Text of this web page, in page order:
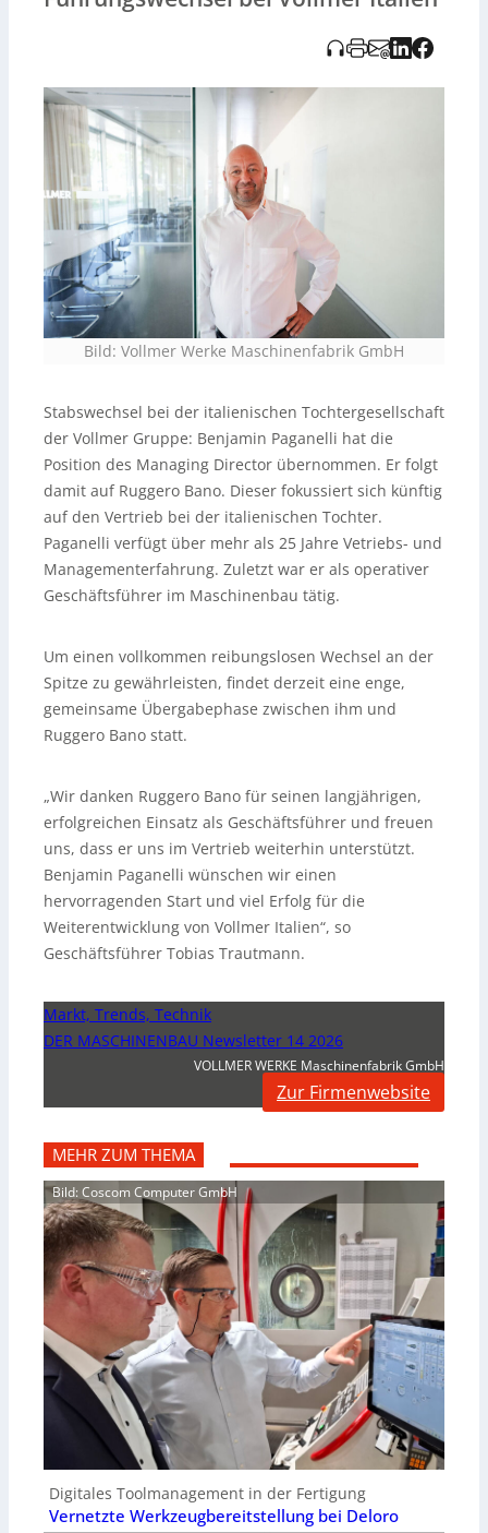
aktuell in einer gemeinsamen Übergabephase.
Bano für seine erfolgreiche Arbeit und wünscht
dass die Audioaufnahme KI-generiert und vom Tedo
Verlag bereitgestellt wurde.
Bild: Vollmer Werke Maschinenfabrik GmbH
Stabswechsel bei der italienischen Tochtergesellschaft
der Vollmer Gruppe: Benjamin Paganelli hat die
Position des Managing Director übernommen. Er folgt
damit auf Ruggero Bano. Dieser fokussiert sich künftig
auf den Vertrieb bei der italienischen Tochter.
Paganelli verfügt über mehr als 25 Jahre Vetriebs- und
Managementerfahrung. Zuletzt war er als operativer
Geschäftsführer im Maschinenbau tätig.
Um einen vollkommen reibungslosen Wechsel an der
Spitze zu gewährleisten, findet derzeit eine enge,
gemeinsame Übergabephase zwischen ihm und
Ruggero Bano statt.
„Wir danken Ruggero Bano für seinen langjährigen,
erfolgreichen Einsatz als Geschäftsführer und freuen
uns, dass er uns im Vertrieb weiterhin unterstützt.
Benjamin Paganelli wünschen wir einen
hervorragenden Start und viel Erfolg für die
Weiterentwicklung von Vollmer Italien“, so
Geschäftsführer Tobias Trautmann.
Markt, Trends, Technik
DER MASCHINENBAU Newsletter 14 2026
VOLLMER WERKE Maschinenfabrik GmbH
Zur Firmenwebsite
MEHR ZUM THEMA
Bild: Coscom Computer GmbH
Digitales Toolmanagement in der Fertigung
Vernetzte Werkzeugbereitstellung bei Deloro